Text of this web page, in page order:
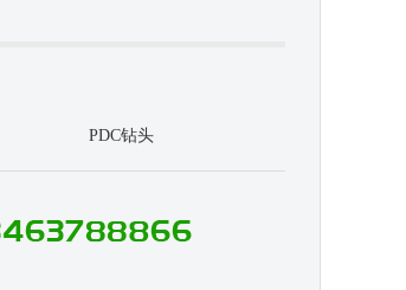
PDC钻头